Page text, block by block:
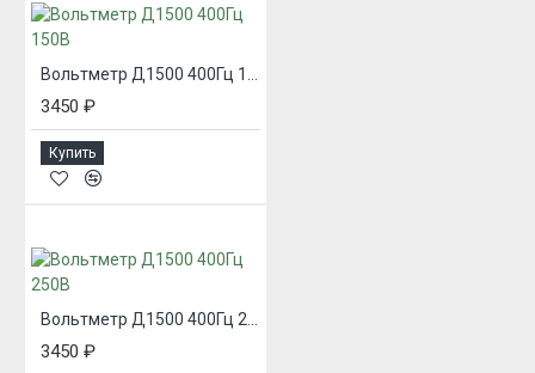
3450 ₽
Купить
3450 ₽